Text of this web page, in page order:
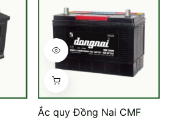
Ắc quy Đồng Nai CMF